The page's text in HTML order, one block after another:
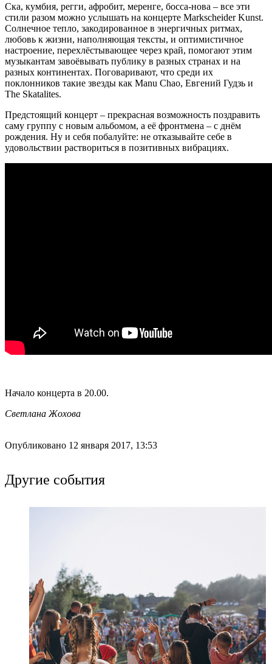
Ска, кумбия, регги, афробит, меренге, босса-нова – все эти
стили разом можно услышать на концерте Markscheider Kunst.
Солнечное тепло, закодированное в энергичных ритмах,
любовь к жизни, наполняющая тексты, и оптимистичное
настроение, перехлёстывающее через край, помогают этим
музыкантам завоёвывать публику в разных странах и на
разных континентах. Поговаривают, что среди их
поклонников такие звезды как Manu Chao, Евгений Гудзь и
The Skatalites.
Предстоящий концерт – прекрасная возможность поздравить
саму группу с новым альбомом, а её фронтмена – с днём
рождения. Ну и себя побалуйте: не отказывайте себе в
удовольствии раствориться в позитивных вибрациях.
Начало концерта в 20.00.
Светлана Жохова
Опубликовано 12 января 2017, 13:53
Другие события